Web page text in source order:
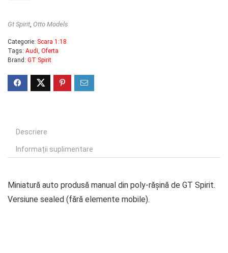
Gt Spirit, Otto Models
Categorie: Scara 1:18
Tags: Audi, Oferta
Brand: GT Spirit
Descriere
Informații suplimentare
Miniatură auto produsă manual din poly-rășină de GT Spirit.
Versiune sealed (fără elemente mobile).